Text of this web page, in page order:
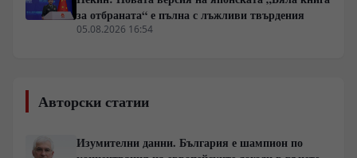
за отбраната“ е пълна с лъжливи твърдения
05.08.2026 16:54
Авторски статии
Изумителни данни. България е шампион по